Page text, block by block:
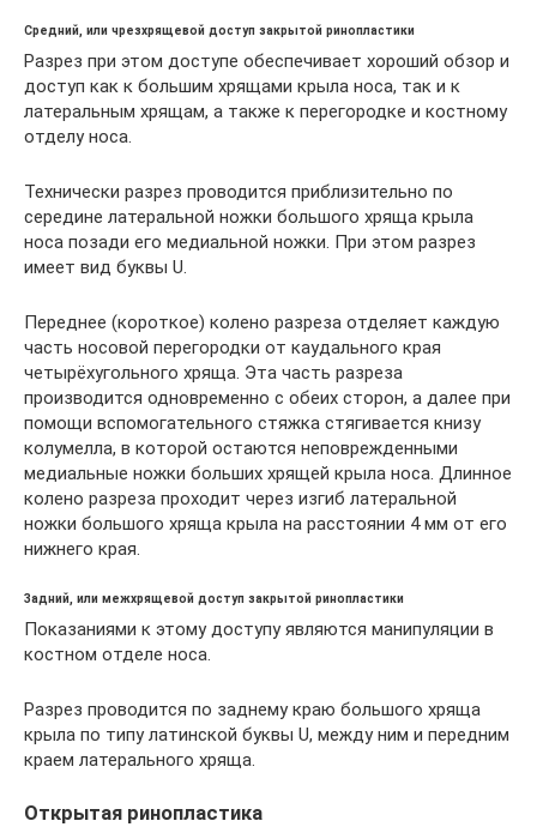
Средний, или чрезхрящевой доступ закрытой ринопластики
Разрез при этом доступе обеспечивает хороший обзор и
доступ как к большим хрящами крыла носа, так и к
латеральным хрящам, а также к перегородке и костному
отделу носа.
Технически разрез проводится приблизительно по
середине латеральной ножки большого хряща крыла
носа позади его медиальной ножки. При этом разрез
имеет вид буквы U.
Переднее (короткое) колено разреза отделяет каждую
часть носовой перегородки от каудального края
четырёхугольного хряща. Эта часть разреза
производится одновременно с обеих сторон, а далее при
помощи вспомогательного стяжка стягивается книзу
колумелла, в которой остаются неповрежденными
медиальные ножки больших хрящей крыла носа. Длинное
колено разреза проходит через изгиб латеральной
ножки большого хряща крыла на расстоянии 4 мм от его
нижнего края.
Задний, или межхрящевой доступ закрытой ринопластики
Показаниями к этому доступу являются манипуляции в
костном отделе носа.
Разрез проводится по заднему краю большого хряща
крыла по типу латинской буквы U, между ним и передним
краем латерального хряща.
Открытая ринопластика